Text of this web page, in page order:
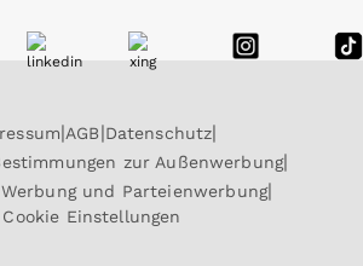
AGB Datenschutz
zur Außenwerbung
und Parteienwerbung
Cookie Einstellungen